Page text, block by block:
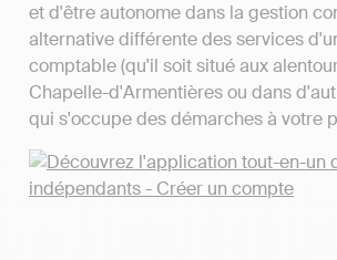
et d'être autonome dans la gestion
alternative différente des services
comptable (qu'il soit situé aux
Chapelle-d'Armentières ou dans
qui s'occupe des démarches à votre